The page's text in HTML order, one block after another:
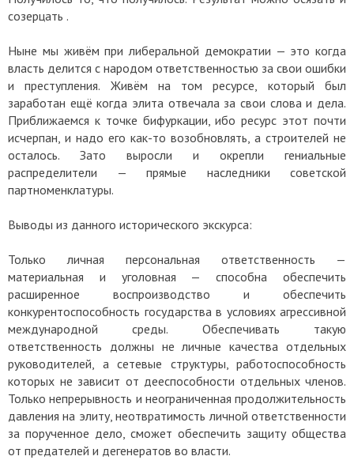
созерцать .
Ныне мы живём при либеральной демократии — это когда
власть делится с народом ответственностью за свои ошибки
и преступления. Живём на том ресурсе, который был
заработан ещё когда элита отвечала за свои слова и дела.
Приближаемся к точке бифуркации, ибо ресурс этот почти
исчерпан, и надо его как-то возобновлять, а строителей не
осталось. Зато выросли и окрепли гениальные
распределители — прямые наследники советской
партноменклатуры.
Выводы из данного исторического экскурса:
Только личная персональная ответственность —
материальная и уголовная — способна обеспечить
расширенное воспроизводство и обеспечить
конкурентоспособность государства в условиях агрессивной
международной среды. Обеспечивать такую
ответственность должны не личные качества отдельных
руководителей, а сетевые структуры, работоспособность
которых не зависит от дееспособности отдельных членов.
Только непрерывность и неограниченная продолжительность
давления на элиту, неотвратимость личной ответственности
за порученное дело, сможет обеспечить защиту общества
от предателей и дегенератов во власти.